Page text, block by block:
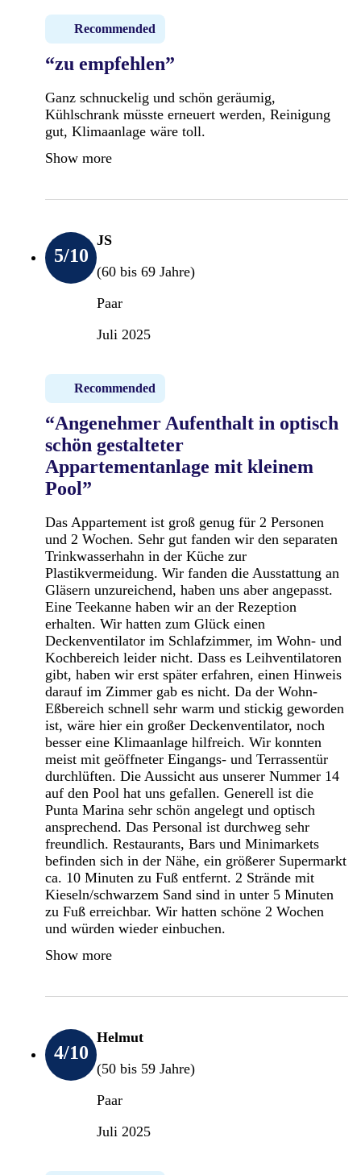
Recommended
“zu empfehlen”
Ganz schnuckelig und schön geräumig,
Kühlschrank müsste erneuert werden, Reinigung
gut, Klimaanlage wäre toll.
Show more
5/10
JS
(60 bis 69 Jahre)
Paar
Juli 2025
Recommended
“Angenehmer Aufenthalt in optisch
schön gestalteter
Appartementanlage mit kleinem
Pool”
Das Appartement ist groß genug für 2 Personen
und 2 Wochen. Sehr gut fanden wir den separaten
Trinkwasserhahn in der Küche zur
Plastikvermeidung. Wir fanden die Ausstattung an
Gläsern unzureichend, haben uns aber angepasst.
Eine Teekanne haben wir an der Rezeption
erhalten. Wir hatten zum Glück einen
Deckenventilator im Schlafzimmer, im Wohn- und
Kochbereich leider nicht. Dass es Leihventilatoren
gibt, haben wir erst später erfahren, einen Hinweis
darauf im Zimmer gab es nicht. Da der Wohn-
Eßbereich schnell sehr warm und stickig geworden
ist, wäre hier ein großer Deckenventilator, noch
besser eine Klimaanlage hilfreich. Wir konnten
meist mit geöffneter Eingangs- und Terrassentür
durchlüften. Die Aussicht aus unserer Nummer 14
auf den Pool hat uns gefallen. Generell ist die
Punta Marina sehr schön angelegt und optisch
ansprechend. Das Personal ist durchweg sehr
freundlich. Restaurants, Bars und Minimarkets
befinden sich in der Nähe, ein größerer Supermarkt
ca. 10 Minuten zu Fuß entfernt. 2 Strände mit
Kieseln/schwarzem Sand sind in unter 5 Minuten
zu Fuß erreichbar. Wir hatten schöne 2 Wochen
und würden wieder einbuchen.
Show more
4/10
Helmut
(50 bis 59 Jahre)
Paar
Juli 2025